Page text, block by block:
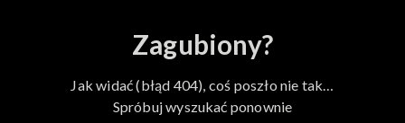
Zagubiony?
Jak widać (błąd 404), coś poszło nie tak…
Spróbuj wyszukać ponownie